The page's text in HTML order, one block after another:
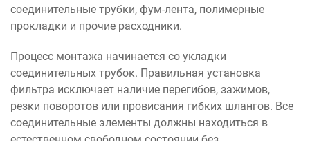
соединительные трубки, фум-лента, полимерные
прокладки и прочие расходники.
Процесс монтажа начинается со укладки
соединительных трубок. Правильная установка
фильтра исключает наличие перегибов, зажимов,
резки поворотов или провисания гибких шлангов. Все
соединительные элементы должны находиться в